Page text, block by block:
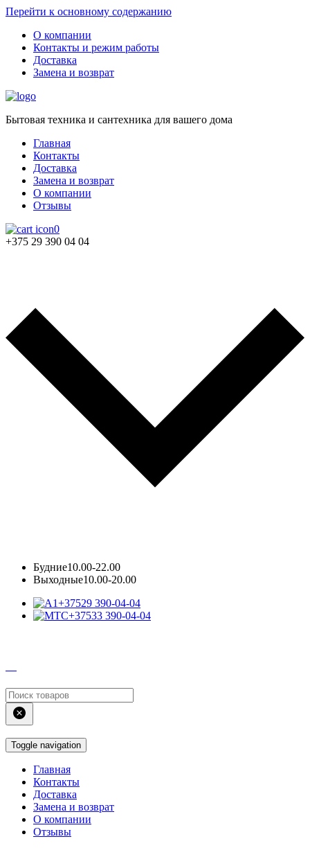
Перейти к основному содержанию
О компании
Контакты и режим работы
Доставка
Замена и возврат
Бытовая техника и сантехника для вашего дома
Главная
Контакты
Доставка
Замена и возврат
О компании
Отзывы
0
+375 29 390 04 04
Будние10.00-22.00
Выходные10.00-20.00
+37529 390-04-04
+37533 390-04-04
Toggle navigation
Главная
Контакты
Доставка
Замена и возврат
О компании
Отзывы